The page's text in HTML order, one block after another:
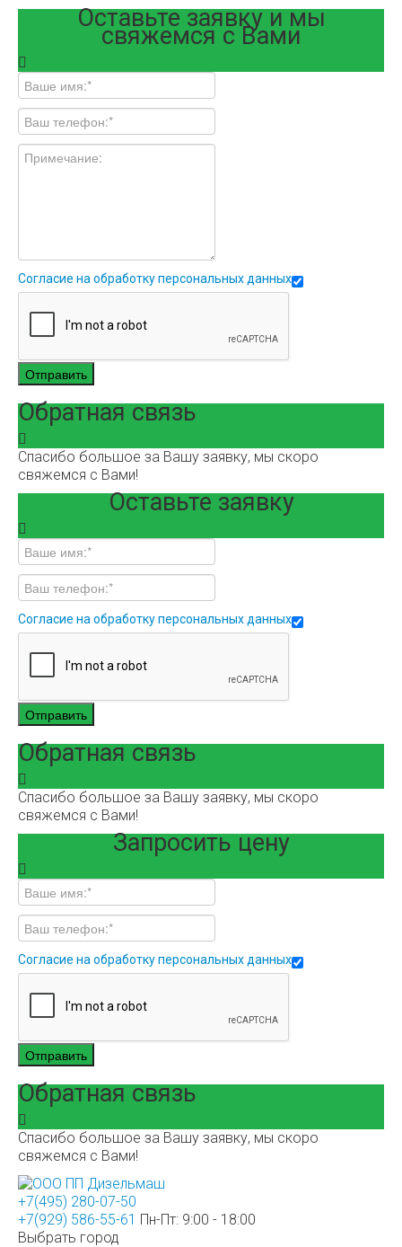
Оставьте заявку и мы
свяжемся с Вами
Согласие на обработку персональных данных
Отправить
Обратная связь
Спасибо большое за Вашу заявку, мы скоро
свяжемся с Вами!
Оставьте заявку
Согласие на обработку персональных данных
Отправить
Обратная связь
Спасибо большое за Вашу заявку, мы скоро
свяжемся с Вами!
Запросить цену
Согласие на обработку персональных данных
Отправить
Обратная связь
Спасибо большое за Вашу заявку, мы скоро
свяжемся с Вами!
+7(495) 280-07-50
+7(929) 586-55-61 Пн-Пт: 9:00 - 18:00
Выбрать город